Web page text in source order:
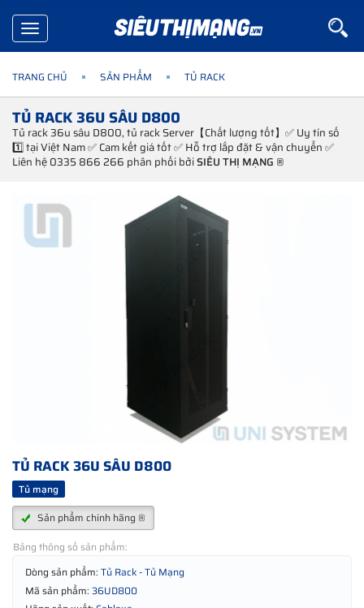
Toggle
navigation
TRANG CHỦ SẢN PHẨM TỦ RACK
TỦ RACK 36U SÂU D800
Tủ rack 36u sâu D800, tủ rack Server【Chất lượng tốt】✅ Uy tín số
1️⃣ tại Việt Nam ✅ Cam kết giá tốt ✅ Hỗ trợ lắp đặt & vận chuyển ✅
Liên hệ 0335 866 266 phân phối bởiSIÊU THỊ MẠNG ®
TỦ RACK 36U SÂU D800
Tủ mạng
Sản phẩm chính hãng ®
Bảng thông số sản phẩm:
Dòng sản phẩm: Tủ Rack - Tủ Mạng
Mã sản phẩm: 36UD800